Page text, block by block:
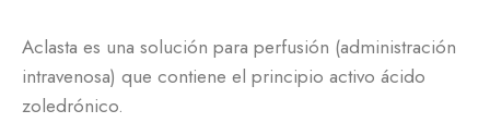
Aclasta es una solución para perfusión (administración
intravenosa) que contiene el principio activo ácido
zoledrónico.